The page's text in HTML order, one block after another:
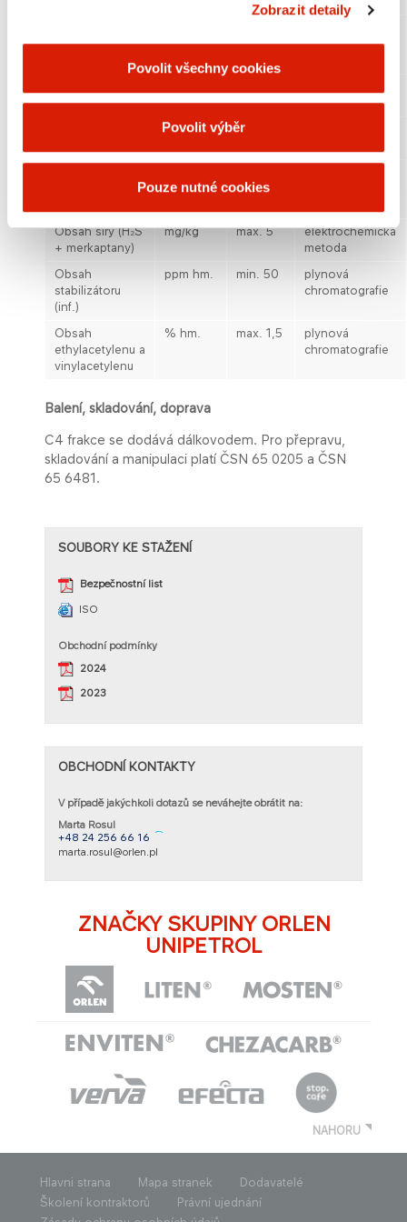
Zobrazit detaily
Povolit všechny cookies
Povolit výběr
Pouze nutné cookies
C5uhlovodíků a
93
methylacetylenu
93
mg/kg
max.
nasycených
Obsah síry (H2S
+ merkaptany)
mg/kg max. 5
elektrochemická
metoda
Obsah
stabilizátoru
(inf.)
ppm hm. min. 50
plynová
chromatografie
Obsah
ethylacetylenu a
vinylacetylenu
% hm. max. 1,5
plynová
chromatografie
Balení, skladování, doprava
C4 frakce se dodává dálkovodem. Pro přepravu,
skladování a manipulaci platí ČSN 65 0205 a ČSN
65 6481.
​SOUBORY KE STAŽENÍ
Bezpečnostní list​
ISO
Obchodní podmínky
2024​​
2023​​
OBCHODNÍ KONTAKTY
V případě jakýchkoli dotazů se neváhejte obrátit na:
Marta Rosul
+48 24 256 66 16
marta.rosul@orlen.pl
ZNAČKY SKUPINY ORLEN
UNIPETROL
NAHORU
Hlavni strana Mapa stranek
Dodavatelé
Školení kontraktorů
Právní ujednání